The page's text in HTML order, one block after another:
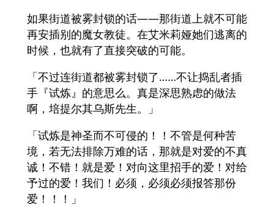
如果街道被雾封锁的话——那街道上就不可能
再安插别的魔女教徒。在艾米莉娅她们逃离的
时候，也就有了直接突破的可能。
「不过连街道都被雾封锁了……不让捣乱者插
手『试炼』的意思么。真是深思熟虑的做法
啊，培提尔其乌斯先生。」
「试炼是神圣而不可侵的！！不管是何种苦
境，若无法排除万难的话，那就是对爱的不真
诚！不错！就是爱！对向这里招手的爱！对给
予过的爱！我们！必须，必须必须报答那份
爱！！！」